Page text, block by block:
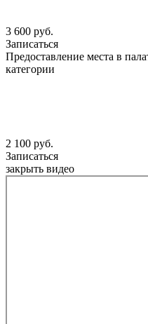
3 600 руб.
Записаться
Предоставление места в
категории
2 100 руб.
Записаться
закрыть видео